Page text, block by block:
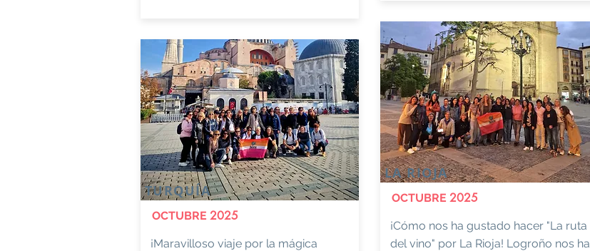
TURQUÍA
OCTUBRE 2025
¡Maravilloso viaje por la mágica
LA RIOJA
OCTUBRE 2025
¡Cómo nos ha gustado hacer "La ruta
del vino" por La Rioja! Logroño nos ha